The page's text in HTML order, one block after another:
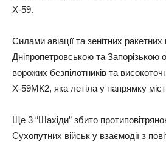
Х-59.
Силами авіації та зенітних ракетних
Дніпропетровською та
ворожих безпілотників та
Х-59МК2, яка летіла у напрямку
Ще 3 “Шахіди” збито
Сухопутних військ у взаємодії з